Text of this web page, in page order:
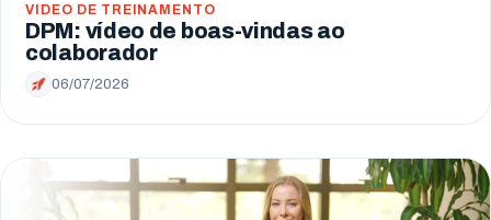
VIDEO DE TREINAMENTO
DPM: vídeo de boas-vindas ao
colaborador
06/07/2026